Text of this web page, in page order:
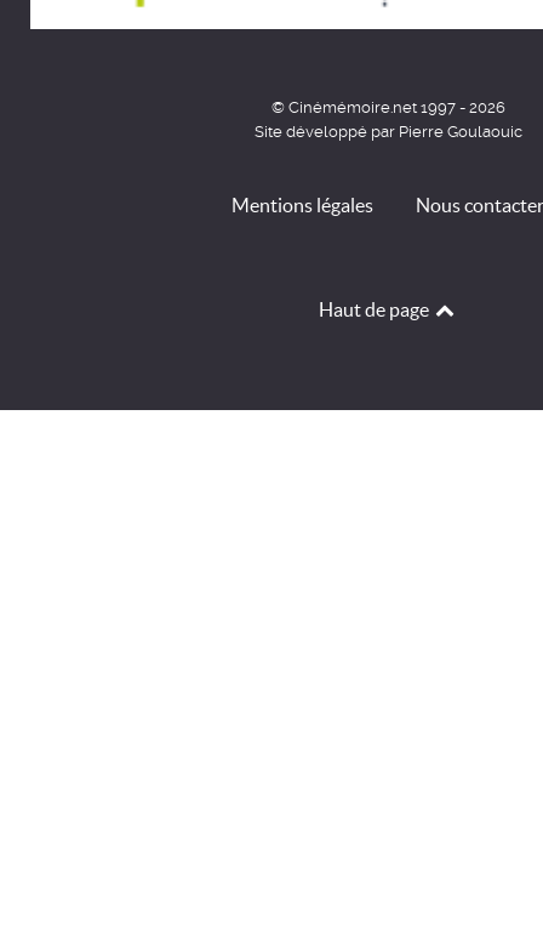
© Cinémémoire.net 1997 - 2026
Site développé par Pierre Goulaouic
Mentions légales Nous contacter
Haut de page